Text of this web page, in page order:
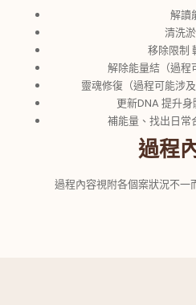
解讀
清洗
移除限制
解除能量結（過程
靈魂修復（過程可能涉
更新DNA 提升
補能量、找出日常
過程
過程內容視附各個案狀況不一